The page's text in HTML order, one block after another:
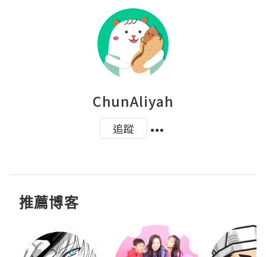
ChunAliyah
追蹤
推薦博客